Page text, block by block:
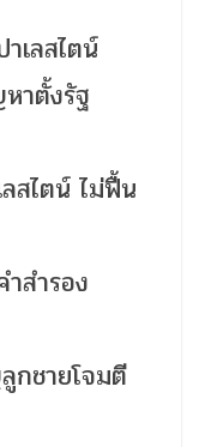
เลสไตน์
าตั้งรัฐ
สไตน์ ไม่ฟื้น
สำรอง
กชายโจมตี